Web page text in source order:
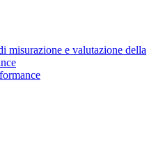
misurazione e valutazione della